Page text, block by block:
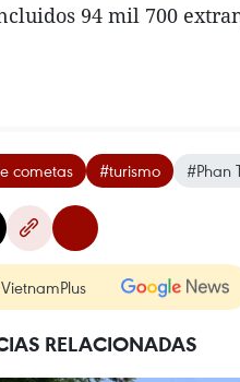
94 mil 700
cometas #turismo #Phan
RELACIONADAS